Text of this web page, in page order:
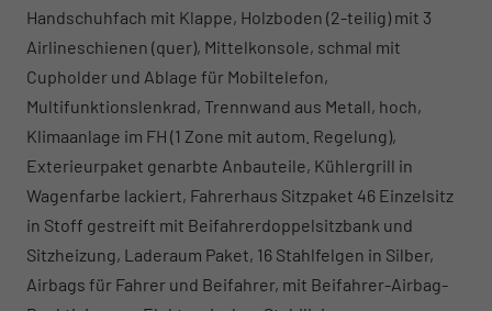
Handschuhfach mit Klappe, Holzboden (2-teilig) mit 3
Airlineschienen (quer), Mittelkonsole, schmal mit
Cupholder und Ablage für Mobiltelefon,
Multifunktionslenkrad, Trennwand aus Metall, hoch,
Klimaanlage im FH (1 Zone mit autom. Regelung),
Exterieurpaket genarbte Anbauteile, Kühlergrill in
Wagenfarbe lackiert, Fahrerhaus Sitzpaket 46 Einzelsitz
in Stoff gestreift mit Beifahrerdoppelsitzbank und
Sitzheizung, Laderaum Paket, 16 Stahlfelgen in Silber,
Airbags für Fahrer und Beifahrer, mit Beifahrer-Airbag-